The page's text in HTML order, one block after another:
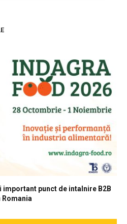
important punct de intalnire B2B